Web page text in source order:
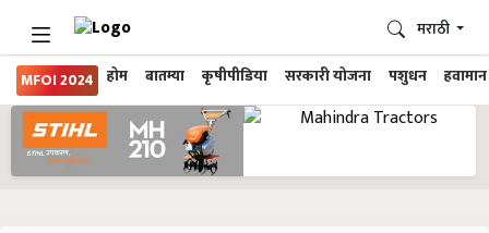
MFOI 2024 होम बातम्या कृषीपीडिया सरकारी योजना पशुधन हवामान
मराठी